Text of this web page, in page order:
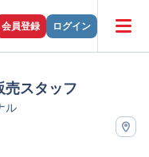
会員登録 ログイン
売スタッフ
ル